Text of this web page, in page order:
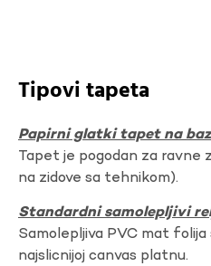
Tipovi tapeta
Papirni glatki tapet na
Tapet je pogodan za ravne
na zidove sa tehnikom).
Standardni samolepljivi
Samolepljiva PVC mat
najslicnijoj canvas platnu.